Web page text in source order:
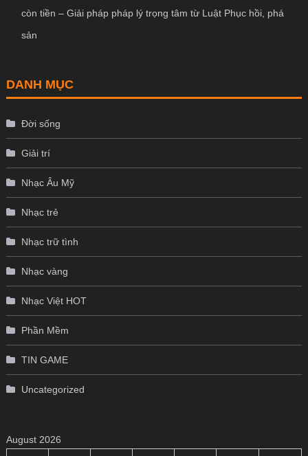
còn tiền – Giải pháp pháp lý trọng tâm từ Luật Phục hồi, phá
sản
DANH MỤC
Đời sống
Giải trí
Nhạc Âu Mỹ
Nhạc trẻ
Nhạc trữ tình
Nhạc vàng
Nhạc Việt HOT
Phần Mềm
TIN GAME
Uncategorized
August 2026